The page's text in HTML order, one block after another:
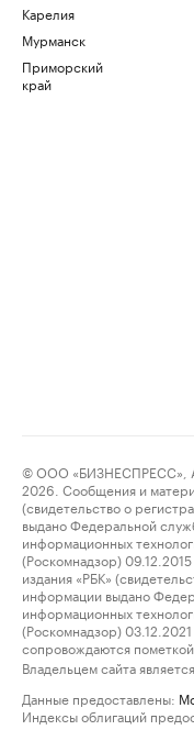
Карелия
Мурманск
Приморский
край
© ООО «БИЗНЕСПРЕСС»,
2026. Сообщения и
(свидетельство о
выдано Федеральной
информационных
(Роскомнадзор)
издания «РБК»
информации выдано
информационных
(Роскомнадзор)
сопровождаются пометкой
Владельцем сайта
Данные предоставлены:
Индексы облигаций